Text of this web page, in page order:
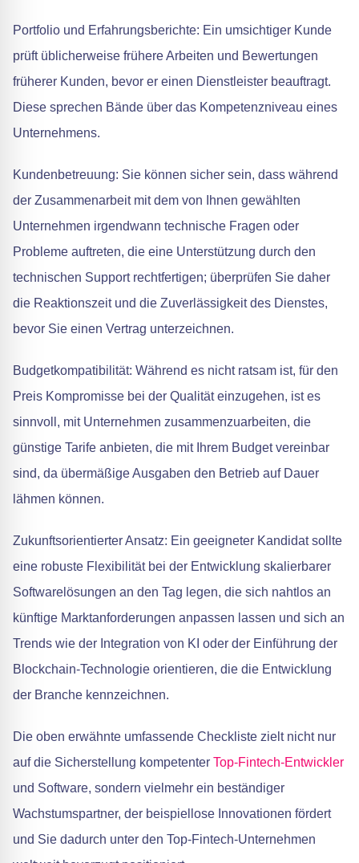
Portfolio und Erfahrungsberichte: Ein umsichtiger Kunde
prüft üblicherweise frühere Arbeiten und Bewertungen
früherer Kunden, bevor er einen Dienstleister beauftragt.
Diese sprechen Bände über das Kompetenzniveau eines
Unternehmens.
Kundenbetreuung: Sie können sicher sein, dass während
der Zusammenarbeit mit dem von Ihnen gewählten
Unternehmen irgendwann technische Fragen oder
Probleme auftreten, die eine Unterstützung durch den
technischen Support rechtfertigen; überprüfen Sie daher
die Reaktionszeit und die Zuverlässigkeit des Dienstes,
bevor Sie einen Vertrag unterzeichnen.
Budgetkompatibilität: Während es nicht ratsam ist, für den
Preis Kompromisse bei der Qualität einzugehen, ist es
sinnvoll, mit Unternehmen zusammenzuarbeiten, die
günstige Tarife anbieten, die mit Ihrem Budget vereinbar
sind, da übermäßige Ausgaben den Betrieb auf Dauer
lähmen können.
Zukunftsorientierter Ansatz: Ein geeigneter Kandidat sollte
eine robuste Flexibilität bei der Entwicklung skalierbarer
Softwarelösungen an den Tag legen, die sich nahtlos an
künftige Marktanforderungen anpassen lassen und sich an
Trends wie der Integration von KI oder der Einführung der
Blockchain-Technologie orientieren, die die Entwicklung
der Branche kennzeichnen.
Die oben erwähnte umfassende Checkliste zielt nicht nur
auf die Sicherstellung kompetenter Top-Fintech-Entwickler
und Software, sondern vielmehr ein beständiger
Wachstumspartner, der beispiellose Innovationen fördert
und Sie dadurch unter den Top-Fintech-Unternehmen